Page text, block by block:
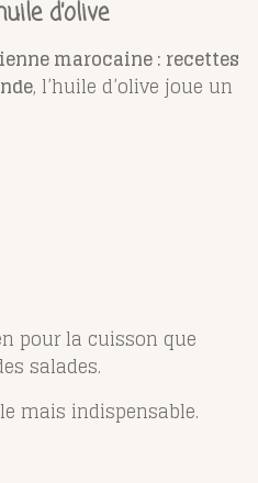
d’olive
marocaine : recettes
, l’huile d’olive joue un
pour la cuisson que
salades.
mais indispensable.